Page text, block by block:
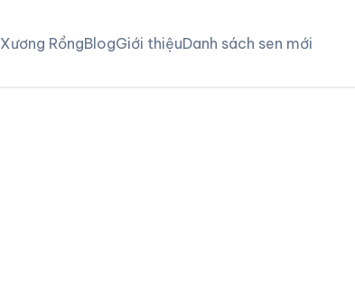
Xương RồngBlogGiới thiệuDanh sách sen mới